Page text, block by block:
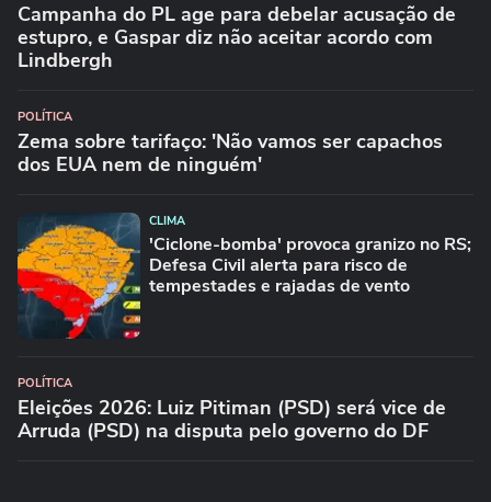
Campanha do PL age para debelar acusação de
estupro, e Gaspar diz não aceitar acordo com
Lindbergh
POLÍTICA
Zema sobre tarifaço: 'Não vamos ser capachos
dos EUA nem de ninguém'
CLIMA
'Ciclone-bomba' provoca granizo no RS;
Defesa Civil alerta para risco de
tempestades e rajadas de vento
POLÍTICA
Eleições 2026: Luiz Pitiman (PSD) será vice de
Arruda (PSD) na disputa pelo governo do DF